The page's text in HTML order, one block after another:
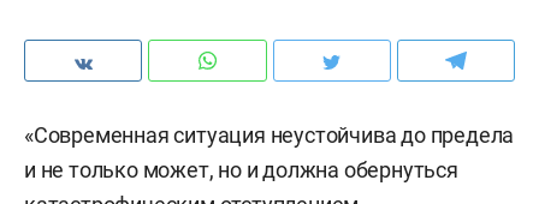
«Современная ситуация неустойчива до предела
и не только может, но и должна обернуться